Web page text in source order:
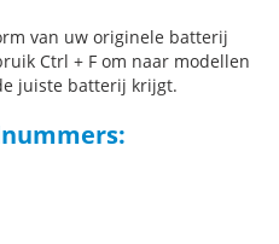
van uw originele batterij
Ctrl + F om naar modellen
juiste batterij krijgt.